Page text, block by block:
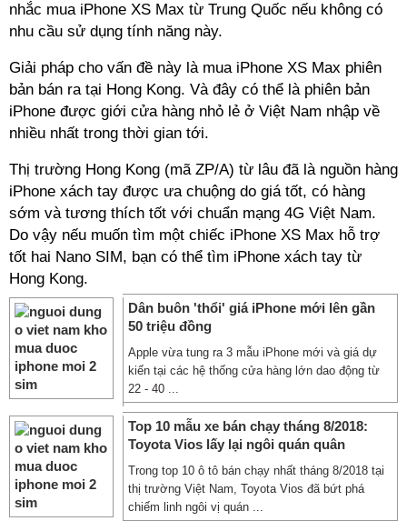
nhắc mua iPhone XS Max từ Trung Quốc nếu không có
nhu cầu sử dụng tính năng này.
Giải pháp cho vấn đề này là mua iPhone XS Max phiên
bản bán ra tại Hong Kong. Và đây có thể là phiên bản
iPhone được giới cửa hàng nhỏ lẻ ở Việt Nam nhập về
nhiều nhất trong thời gian tới.
Thị trường Hong Kong (mã ZP/A) từ lâu đã là nguồn hàng
iPhone xách tay được ưa chuộng do giá tốt, có hàng
sớm và tương thích tốt với chuẩn mạng 4G Việt Nam.
Do vậy nếu muốn tìm một chiếc iPhone XS Max hỗ trợ
tốt hai Nano SIM, bạn có thể tìm iPhone xách tay từ
Hong Kong.
Dân buôn 'thổi' giá iPhone mới lên gần
50 triệu đồng
Apple vừa tung ra 3 mẫu iPhone mới và giá dự
kiến tại các hệ thống cửa hàng lớn dao động từ
22 - 40 ...
Top 10 mẫu xe bán chạy tháng 8/2018:
Toyota Vios lấy lại ngôi quán quân
Trong top 10 ô tô bán chạy nhất tháng 8/2018 tại
thị trường Việt Nam, Toyota Vios đã bứt phá
chiếm linh ngôi vị quán ...